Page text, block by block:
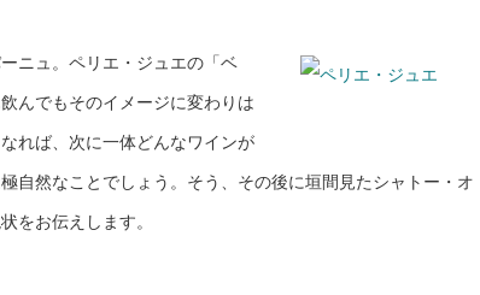
ニュ。ペリエ・ジュエの「ベ
んでもそのイメージに変わりは
れば、次に一体どんなワインが
自然なことでしょう。そう、その後に垣間見たシャトー・オ
をお伝えします。